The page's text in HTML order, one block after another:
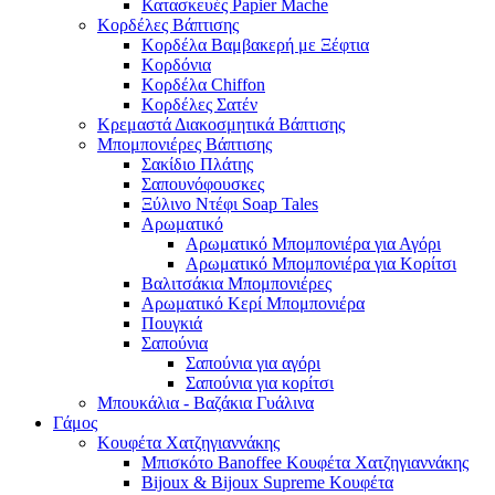
Κατασκευές Papier Mache
Κορδέλες Βάπτισης
Κορδέλα Βαμβακερή με Ξέφτια
Κορδόνια
Κορδέλα Chiffon
Κορδέλες Σατέν
Κρεμαστά Διακοσμητικά Βάπτισης
Μπομπονιέρες Βάπτισης
Σακίδιο Πλάτης
Σαπουνόφουσκες
Ξύλινο Ντέφι Soap Tales
Αρωματικό
Αρωματικό Μπομπονιέρα για Αγόρι
Αρωματικό Μπομπονιέρα για Κορίτσι
Βαλιτσάκια Μπομπονιέρες
Αρωματικό Κερί Μπομπονιέρα
Πουγκιά
Σαπούνια
Σαπούνια για αγόρι
Σαπούνια για κορίτσι
Μπουκάλια - Βαζάκια Γυάλινα
Γάμος
Κουφέτα Χατζηγιαννάκης
Μπισκότο Banoffee Κουφέτα Χατζηγιαννάκης
Bijoux & Bijoux Supreme Κουφέτα